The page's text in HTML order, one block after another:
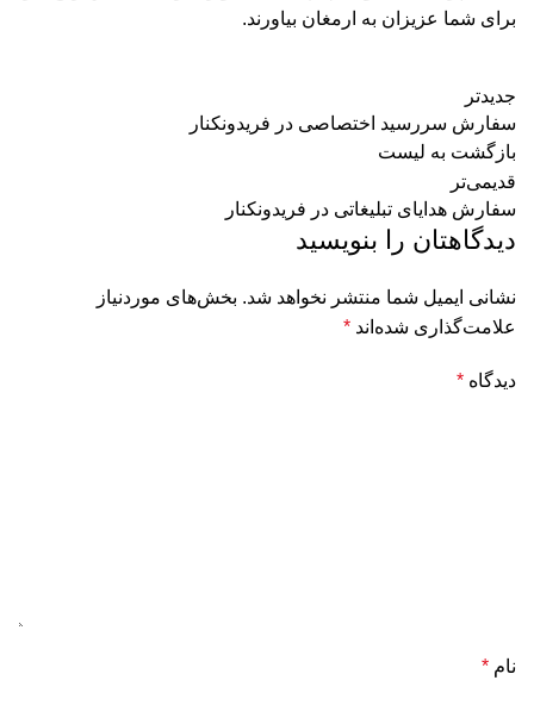
برای شما عزیزان به ارمغان بیاورند.
جدیدتر
سفارش سررسید اختصاصی در فریدونکنار
بازگشت به لیست
قدیمی‌تر
سفارش هدایای تبلیغاتی در فریدونکنار
دیدگاهتان را بنویسید
نشانی ایمیل شما منتشر نخواهد شد. بخش‌های موردنیاز
علامت‌گذاری شده‌اند *
دیدگاه *
نام *